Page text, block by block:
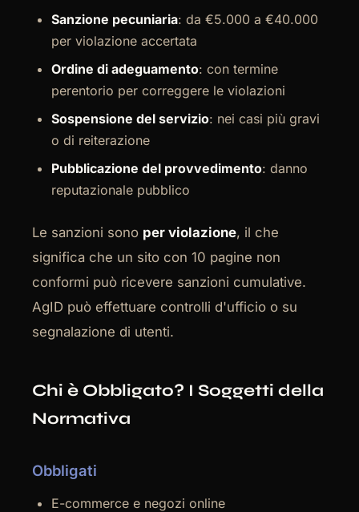
Sanzione pecuniaria: da €5.000 a €40.000
per violazione accertata
Ordine di adeguamento: con termine
perentorio per correggere le violazioni
Sospensione del servizio: nei casi più gravi
o di reiterazione
Pubblicazione del provvedimento: danno
reputazionale pubblico
Le sanzioni sono per violazione, il che
significa che un sito con 10 pagine non
conformi può ricevere sanzioni cumulative.
AgID può effettuare controlli d'ufficio o su
segnalazione di utenti.
Chi è Obbligato? I Soggetti della
Normativa
Obbligati
E-commerce e negozi online